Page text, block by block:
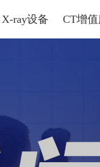
X-ray设备 CT增